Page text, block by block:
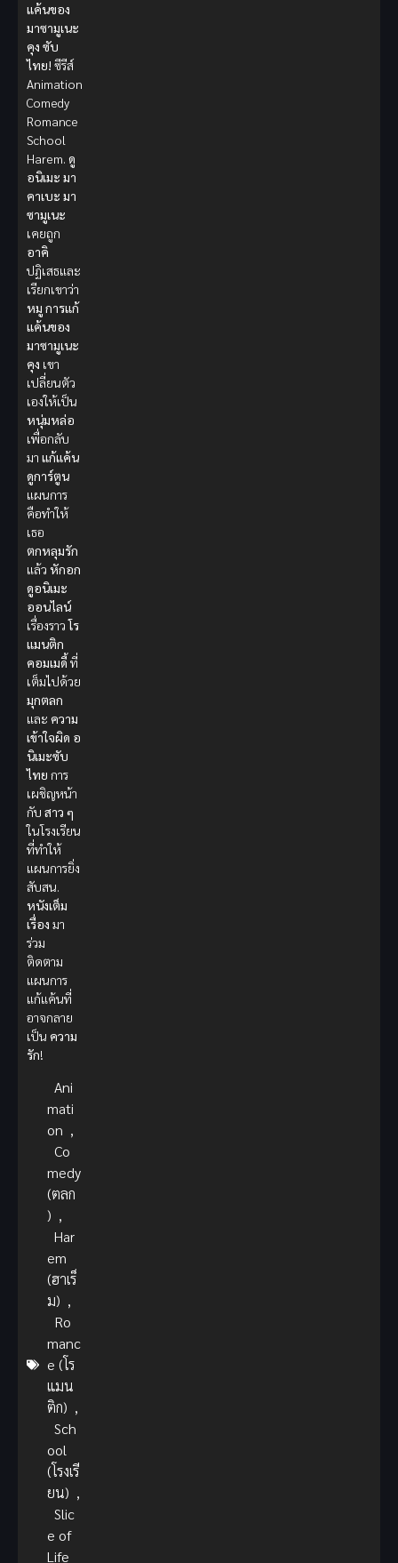
แค้นของ
มาซามูเนะ
คุง ซับ
ไทย! ซีรีส์
Animation
Comedy
Romance
School
Harem. ดู
อนิเมะ มา
คาเบะ มา
ซามูเนะ
เคยถูก
อาคิ
ปฏิเสธและ
เรียกเขาว่า
หมู การแก้
แค้นของ
มาซามูเนะ
คุง เขา
เปลี่ยนตัว
เองให้เป็น
หนุ่มหล่อ
เพื่อกลับ
มา แก้แค้น
ดูการ์ตูน
แผนการ
คือทำให้
เธอ
ตกหลุมรัก
แล้ว หักอก
ดูอนิเมะ
ออนไลน์
เรื่องราวโร
แมนติก
คอมเมดี้ ที่
เต็มไปด้วย
มุกตลก
และ ความ
เข้าใจผิด อ
นิเมะซับ
ไทย การ
เผชิญหน้า
กับ สาว ๆ
ในโรงเรียน
ที่ทำให้
แผนการยิ่ง
สับสน.
หนังเต็ม
เรื่อง มา
ร่วม
ติดตาม
แผนการ
แก้แค้นที่
อาจกลาย
เป็น ความ
รัก!
Ani
mati
on ,
Co
medy
(ตลก
) ,
Har
em
(ฮาเร็
ม) ,
Ro
manc
e (โร
แมน
ติก) ,
Sch
ool
(โรงเรี
ยน) ,
Slic
e of
Life